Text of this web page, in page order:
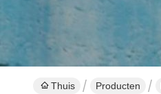
Thuis Producten